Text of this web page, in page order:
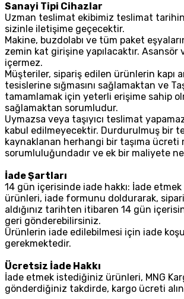
Sanayi Tipi Cihazlar
Uzman teslimat ekibimiz teslimat
sizinle iletişime geçecektir.
Makine, buzdolabı ve tüm paket
zemin kat girişine yapılacaktır. Asansör
içermez.
Müşteriler, sipariş edilen ürünlerin kapı
tesislerine sığmasını sağlamaktan ve
tamamlamak için yeterli erişime sahip
sağlamaktan sorumludur.
Uymazsa veya taşıyıcı teslimat
kabul edilmeyecektir. Durdurulmuş bir
kaynaklanan herhangi bir taşıma ücreti
sorumluluğundadır ve ek bir maliyete
İade Şartları
14 gün içerisinde iade hakkı: İade
ürünleri, iade formunu doldurarak,
aldığınız tarihten itibaren 14 gün
geri gönderebilirsiniz.
Ürünlerin iade edilebilmesi için iade
gerekmektedir.
Ücretsiz İade Hakkı
İade etmek istediğiniz ürünleri, MNG
gönderdiğiniz takdirde, kargo ücreti